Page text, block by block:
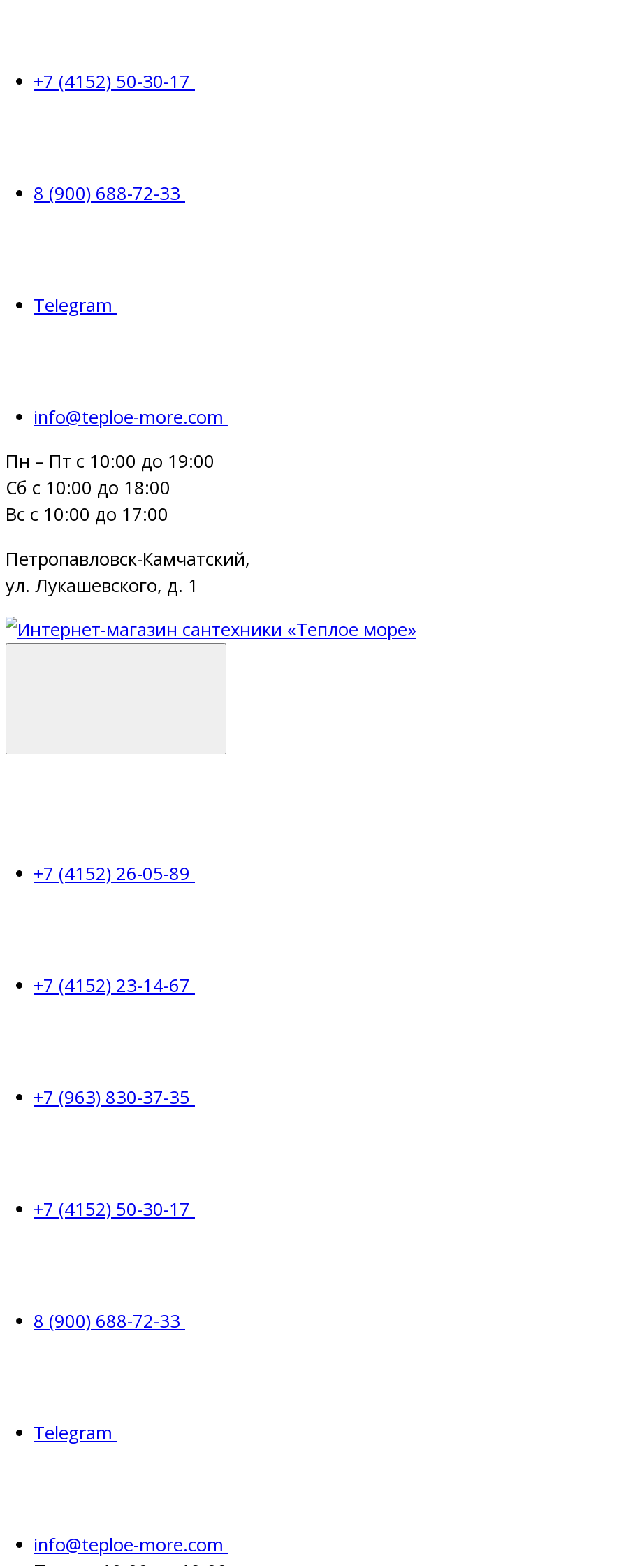
+7 (4152) 50-30-17
8 (900) 688-72-33
Telegram
info@teploe-more.com
Пн – Пт с 10:00 до 19:00
Сб с 10:00 до 18:00
Вс с 10:00 до 17:00
Петропавловск-Камчатский,
ул. Лукашевского, д. 1
+7 (4152) 26-05-89
+7 (4152) 23-14-67
+7 (963) 830-37-35
+7 (4152) 50-30-17
8 (900) 688-72-33
Telegram
info@teploe-more.com